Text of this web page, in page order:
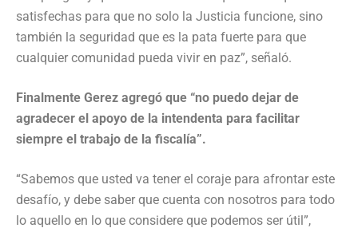
satisfechas para que no solo la Justicia funcione, sino
también la seguridad que es la pata fuerte para que
cualquier comunidad pueda vivir en paz”, señaló.
Finalmente Gerez agregó que “no puedo dejar de
agradecer el apoyo de la intendenta para facilitar
siempre el trabajo de la fiscalía”.
“Sabemos que usted va tener el coraje para afrontar este
desafío, y debe saber que cuenta con nosotros para todo
lo aquello en lo que considere que podemos ser útil”,